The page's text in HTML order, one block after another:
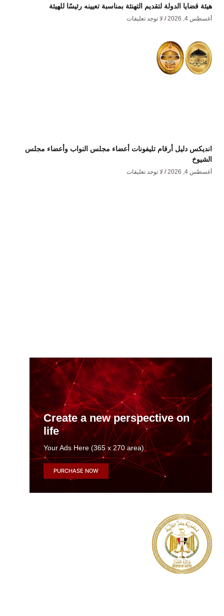
هيئة قضايا الدولة لتقديم التهنئة بمناسبة تعيينه رئيسًا للهيئة
أغسطس 4, 2026 لا توجد تعليقات
انديكس دليل أرقام تليفونات أعضاء مجلس النواب وأعضاء مجلس
الشيوخ
أغسطس 4, 2026 لا توجد تعليقات
Create a new perspective on
life
Your Ads Here (365 x 270 area)
PURCHASE NOW